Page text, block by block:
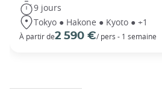
9 jours
Tokyo ● Hakone ● Kyoto ● +1
À partir de2 590 €/ pers - 1 semaine